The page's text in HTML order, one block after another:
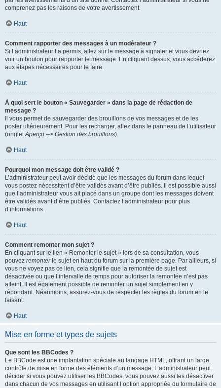
comprenez pas les raisons de votre avertissement.
Haut
Comment rapporter des messages à un modérateur ?
Si l’administrateur l’a permis, allez sur le message à signaler et vous devriez
voir un bouton pour rapporter le message. En cliquant dessus, vous accéderez
aux étapes nécessaires pour le faire.
Haut
À quoi sert le bouton « Sauvegarder » dans la page de rédaction de
message ?
Il vous permet de sauvegarder des brouillons de vos messages et de les
poster ultérieurement. Pour les recharger, allez dans le panneau de l’utilisateur
(ongletAperçu --> Gestion des brouillons).
Haut
Pourquoi mon message doit être validé ?
L’administrateur peut avoir décidé que les messages du forum dans lequel
vous postez nécessitent d’être validés avant d’être publiés. Il est possible aussi
que l’administrateur vous ait placé dans un groupe dont les messages doivent
être validés avant d’être publiés. Contactez l’administrateur pour plus
d’informations.
Haut
Comment remonter mon sujet ?
En cliquant sur le lien « Remonter le sujet » lors de sa consultation, vous
pouvez remonterle sujet en haut du forum sur la première page. Par ailleurs, si
vous ne voyez pas ce lien, cela signifie que la remontée de sujet est
désactivée ou que l’intervalle de temps pour autoriser la remontée n’est pas
atteint. Il est également possible de remonter un sujet simplement en y
répondant. Néanmoins, assurez-vous de respecter les règles du forum en le
faisant.
Haut
Mise en forme et types de sujets
Que sont les BBCodes ?
Le BBCode est une implantation spéciale au langage HTML, offrant un large
contrôle de mise en forme des éléments d’un message. L’administrateur peut
décider si vous pouvez utiliser les BBCodes, vous pouvez aussi les désactiver
dans chacun de vos messages en utilisant l’option appropriée du formulaire de